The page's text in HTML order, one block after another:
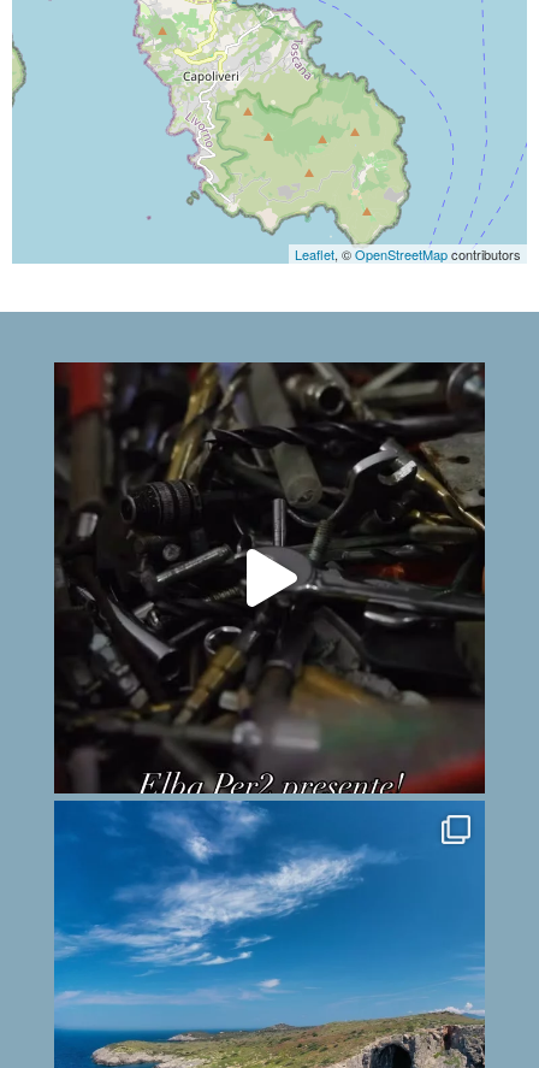
Leaflet, ©OpenStreetMapcontributors